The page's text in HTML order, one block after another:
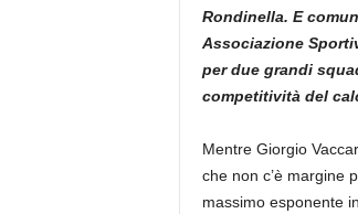
Rondinella. E
Associazione
per due grandi
competitività del
Mentre Giorgio
che non c’è margine
massimo esponente